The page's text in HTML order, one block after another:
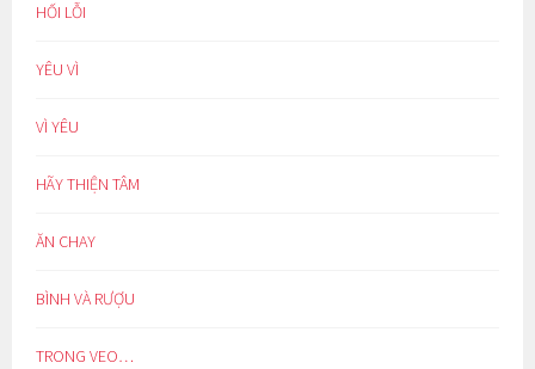
HỐI LỖI
YÊU VÌ
VÌ YÊU
HÃY THIỆN TÂM
ĂN CHAY
BÌNH VÀ RƯỢU
TRONG VEO…